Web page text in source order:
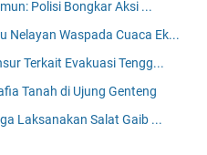
Polisi Bongkar Aksi ...
Nelayan Waspada Cuaca Ek...
Terkait Evakuasi Tengg...
Tanah di Ujung Genteng
Laksanakan Salat Gaib ...